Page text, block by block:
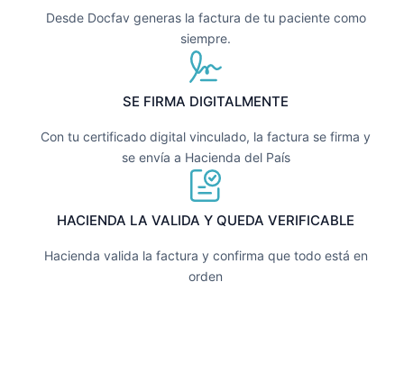
Desde Docfav generas la factura de tu paciente como
siempre.
SE FIRMA DIGITALMENTE
Con tu certificado digital vinculado, la factura se firma y
se envía a Hacienda del País
HACIENDA LA VALIDA Y QUEDA VERIFICABLE
Hacienda valida la factura y confirma que todo está en
orden